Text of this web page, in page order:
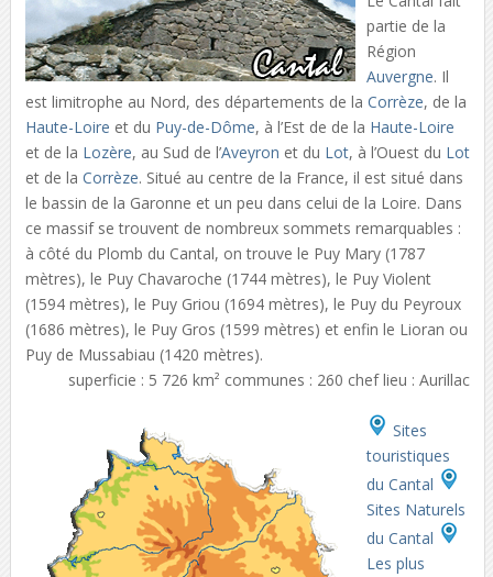
partie de la
Région
Auvergne. Il
est limitrophe au Nord, des départements de la Corrèze, de la
Haute-Loire et du Puy-de-Dôme, à l’Est de de la Haute-Loire
et de la Lozère, au Sud de l’Aveyron et du Lot, à l’Ouest du Lot
et de la Corrèze. Situé au centre de la France, il est situé dans
le bassin de la Garonne et un peu dans celui de la Loire. Dans
ce massif se trouvent de nombreux sommets remarquables :
à côté du Plomb du Cantal, on trouve le Puy Mary (1787
mètres), le Puy Chavaroche (1744 mètres), le Puy Violent
(1594 mètres), le Puy Griou (1694 mètres), le Puy du Peyroux
(1686 mètres), le Puy Gros (1599 mètres) et enfin le Lioran ou
Puy de Mussabiau (1420 mètres).
superficie : 5 726 km² communes : 260 chef lieu : Aurillac
Sites
touristiques
du Cantal
Sites Naturels
du Cantal
Les plus